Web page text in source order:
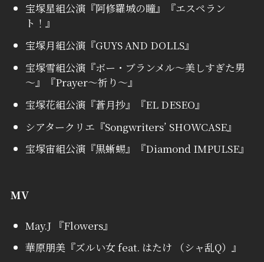
宝塚星組公演『阿修羅城の瞳』『エスペラン
ト！』
宝塚月組公演『GUYS AND DOLLS』
宝塚雪組公演『ボー・ブランメル～美しすぎた男
～』『Prayer～祈り～』
宝塚花組公演『蒼月抄』『EL DESEO』
シアタークリエ『Songwriters’ SHOWCASE』
宝塚宙組公演『黒蜥蜴』『Diamond IMPULSE』
MV
May.J 『Flowers』
華原朋美『ズルい女 feat. はたけ （シャ乱Q）』